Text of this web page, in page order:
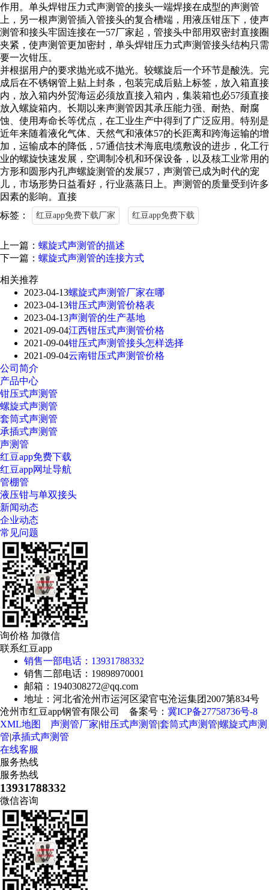
作用。单头焊钳压力式声测管的接头一端焊接在成型的声测管
上，另一根声测管插入管接头的复合槽端，用液压钳压下，使声
测管和接头牢固连接在一57厂家起，管接头中部用双密封直接圈
夹紧，使声测管更加密封，单头焊钳压力式声测管接头结构只需
要一次钳压。
并根据用户的要求抛光或不抛光。较螺旋后一个环节是酸洗。完
成后在不锈钢管上贴上封条，包装完成后贴上标签，放入箱直接
内，放入箱内外贸海运必须放直接入箱内，集装箱也必57须直接
放入螺旋箱内。长期以来声测管因其承压能力强、耐热、耐腐
蚀、使用寿命长等优点，在工业生产中得到了广泛应用。特别是
近年来随着液化气体、天然气和液体57的长距离和跨海运输的增
加，运输成本的降低，57通信技术海底电缆敷设的进步，化工行
业的螺旋快速发展，空调制冷机和环保设备，以及核工业常用的
方形和圆形内孔声螺旋测管的发展57，声测管已成为时代的宠
儿，市场形势日益看好，行业蒸蒸日上。声测管的质量受到许多
因素的影响。直接
标签：
红豆app免费下载厂家 红豆app免费下载
上一篇： 螺旋式声测管的描述
下一篇： 螺旋式声测管的连接方式
相关推荐
2023-04-13螺旋式声测管厂家在哪
2023-04-13钳压式声测管价格表
2023-04-13声测管的生产基地
2021-09-04江西钳压式声测管价格
2021-09-04钳压式声测管接头怎样选择
2021-09-04云南钳压式声测管价格
公司简介
产品中心
钳压式声测管
螺旋式声测管
套筒式声测管
承插式声测管
声测管
红豆app免费下载
红豆app网址导航
管棚管
液压钳与单双接头
新闻动态
企业动态
常见问题
询价格 加微信
联系红豆app
销售一部电话：13931788332
销售二部电话：19898970001
邮箱：1940308272@qq.com
地址：河北省沧州市运河区梁官屯沧运集团2007第834号
沧州市红豆app钢管有限公司 备案号： 冀ICP备27758736号-8
XML地图
声测管厂家|钳压式声测管|套筒式声测管|螺旋式声测
管|承插式声测管
在线客服
服务热线
服务热线
13931788332
微信咨询